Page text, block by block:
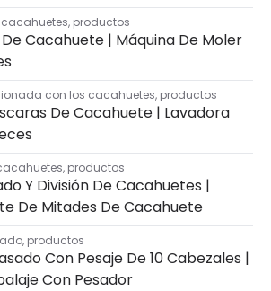
, productos
Cacahuete | Máquina De Moler
con los cacahuetes, productos
De Cacahuete | Lavadora
, productos
Y División De Cacahuetes |
De Mitades De Cacahuete
, productos
Con Pesaje De 10 Cabezales |
Con Pesador